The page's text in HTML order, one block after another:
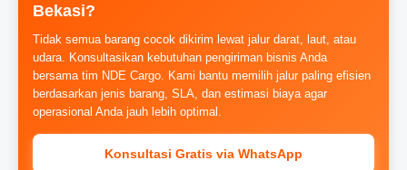
Bekasi?
Tidak semua barang cocok dikirim lewat jalur darat, laut, atau
udara. Konsultasikan kebutuhan pengiriman bisnis Anda
bersama tim NDE Cargo. Kami bantu memilih jalur paling efisien
berdasarkan jenis barang, SLA, dan estimasi biaya agar
operasional Anda jauh lebih optimal.
Konsultasi Gratis via WhatsApp